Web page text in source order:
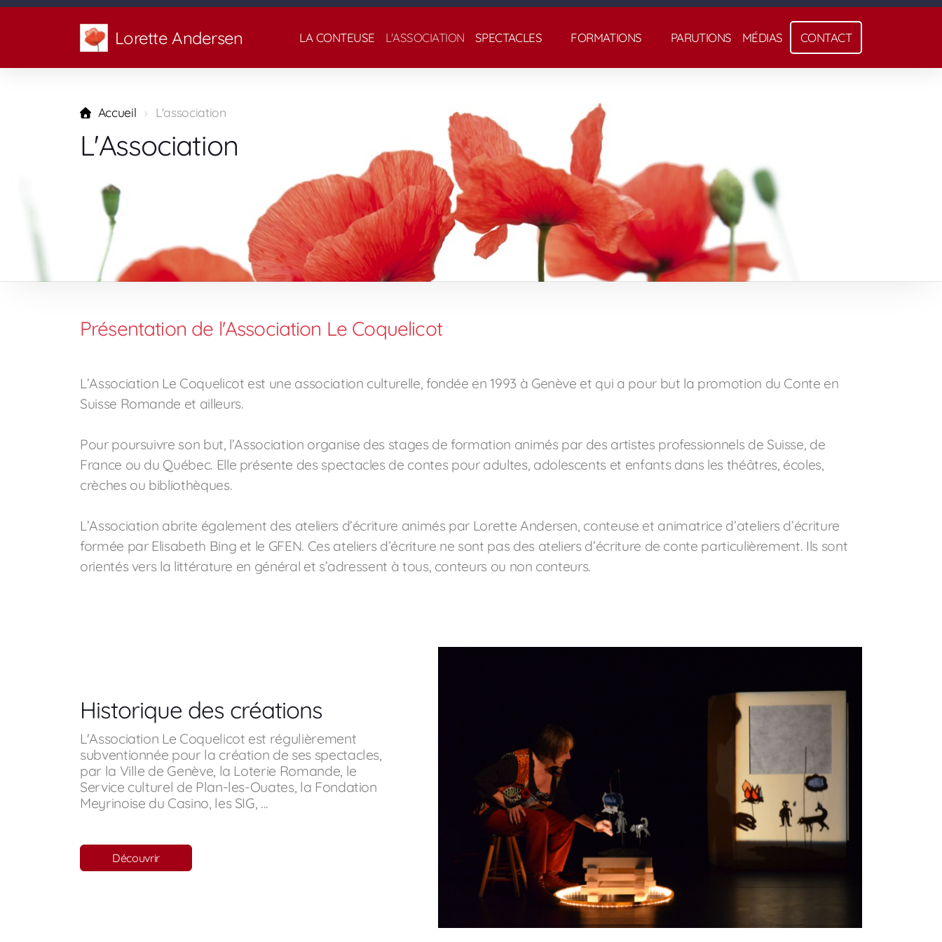
Lorette Andersen LA CONTEUSE L'ASSOCIATION SPECTACLES FORMATIONS PARUTIONS MÉDIAS CONTACT
Accueil L'association
L'Association
Présentation de l'Association Le Coquelicot
L’Association Le Coquelicot est une association culturelle, fondée en 1993 à Genève et qui a pour but la promotion du Conte en
Suisse Romande et ailleurs.
Pour poursuivre son but, l’Association organise des stages de formation animés par des artistes professionnels de Suisse, de
France ou du Québec. Elle présente des spectacles de contes pour adultes, adolescents et enfants dans les théâtres, écoles,
crèches ou bibliothèques.
L’Association abrite également des ateliers d’écriture animés par Lorette Andersen, conteuse et animatrice d’ateliers d’écriture
formée par Elisabeth Bing et le GFEN. Ces ateliers d’écriture ne sont pas des ateliers d’écriture de conte particulièrement. Ils sont
orientés vers la littérature en général et s’adressent à tous, conteurs ou non conteurs.
Historique des créations
L'Association Le Coquelicot est régulièrement
subventionnée pour la création de ses spectacles,
par la Ville de Genève, la Loterie Romande, le
Service culturel de Plan-les-Ouates, la Fondation
Meyrinoise du Casino, les SIG, ...
Découvrir